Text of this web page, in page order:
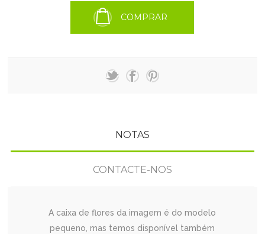
COMPRAR
NOTAS
CONTACTE-NOS
A caixa de flores da imagem é do modelo
pequeno, mas temos disponível também